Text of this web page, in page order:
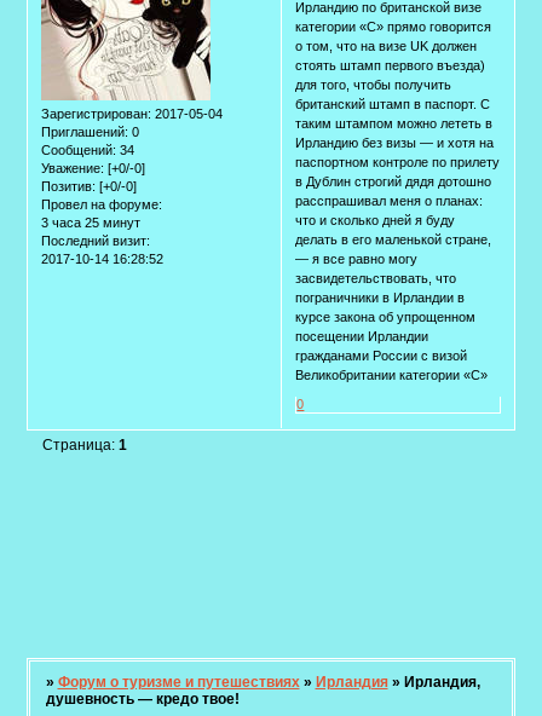
Зарегистрирован: 2017-05-04
Приглашений: 0
Сообщений: 34
Уважение: [+0/-0]
Позитив: [+0/-0]
Провел на форуме:
3 часа 25 минут
Последний визит:
2017-10-14 16:28:52
Ирландию по британской визе
категории «С» прямо говорится
о том, что на визе UK должен
стоять штамп первого въезда)
для того, чтобы получить
британский штамп в паспорт. С
таким штампом можно лететь в
Ирландию без визы — и хотя на
паспортном контроле по прилету
в Дублин строгий дядя дотошно
расспрашивал меня о планах:
что и сколько дней я буду
делать в его маленькой стране,
— я все равно могу
засвидетельствовать, что
пограничники в Ирландии в
курсе закона об упрощенном
посещении Ирландии
гражданами России с визой
Великобритании категории «С»
0
Страница: 1
» Форум о туризме и путешествиях » Ирландия » Ирландия,
душевность — кредо твое!